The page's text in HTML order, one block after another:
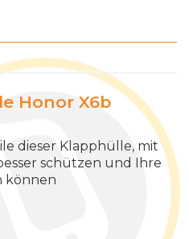
Honor X6b
dieser Klapphülle, mit
schützen und Ihre
können